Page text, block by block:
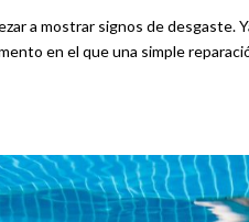
a mostrar signos de desgaste.
en el que una simple